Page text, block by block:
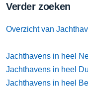
Verder zoeken
Overzicht van
Jachthavens in heel
Jachthavens in heel
Jachthavens in heel